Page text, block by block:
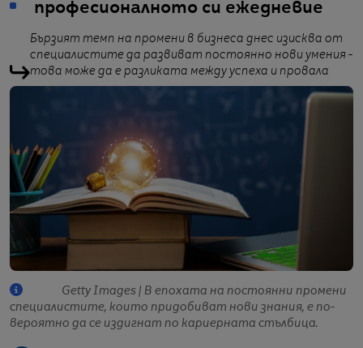
професионалното си ежедневие
Бързият темп на промени в бизнеса днес изисква от
специалистите да развиват постоянно нови умения -
това може да е разликата между успеха и провала
Getty Images | В епохата на постоянни промени
специалистите, които придобиват нови знания, е по-
вероятно да се издигнат по кариерната стълбица.